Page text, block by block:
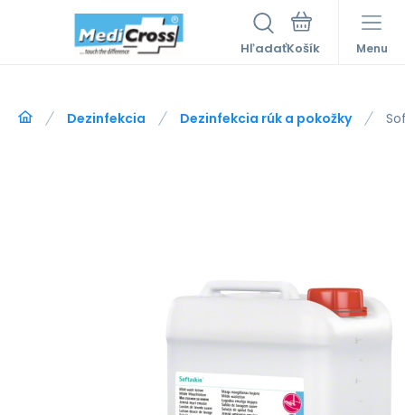
Hľadať Menu
Dezinfekcia Dezinfekcia rúk a pokožky